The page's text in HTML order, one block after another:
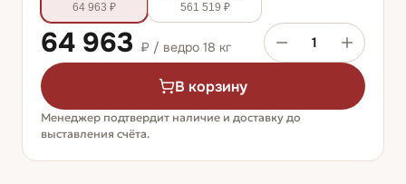
64 963 ₽ 561 519 ₽
64 963 ₽ / ведро 18 кг 1
В корзину
Менеджер подтвердит наличие и доставку до
выставления счёта.